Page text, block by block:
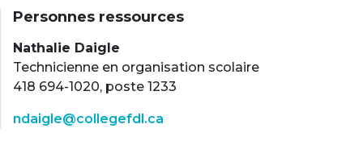
Personnes ressources
Nathalie Daigle
Technicienne en organisation scolaire
418 694-1020, poste 1233
ndaigle@collegefdl.ca